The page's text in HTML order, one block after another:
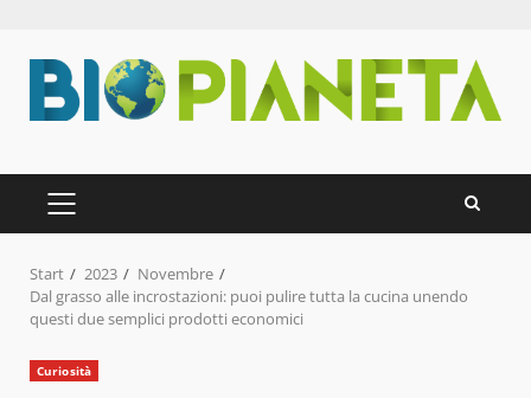
Inhalt
springen
PRIMÄRES
MENÜ
Start 2023
Novembre
Dal grasso alle incrostazioni: puoi pulire tutta la cucina unendo
questi due semplici prodotti economici
Curiosità